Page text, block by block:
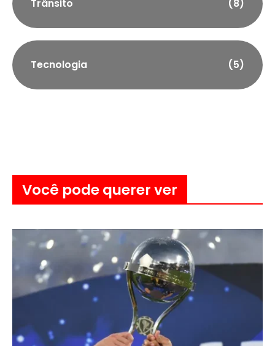
Trânsito (8)
Tecnologia (5)
Você pode querer ver